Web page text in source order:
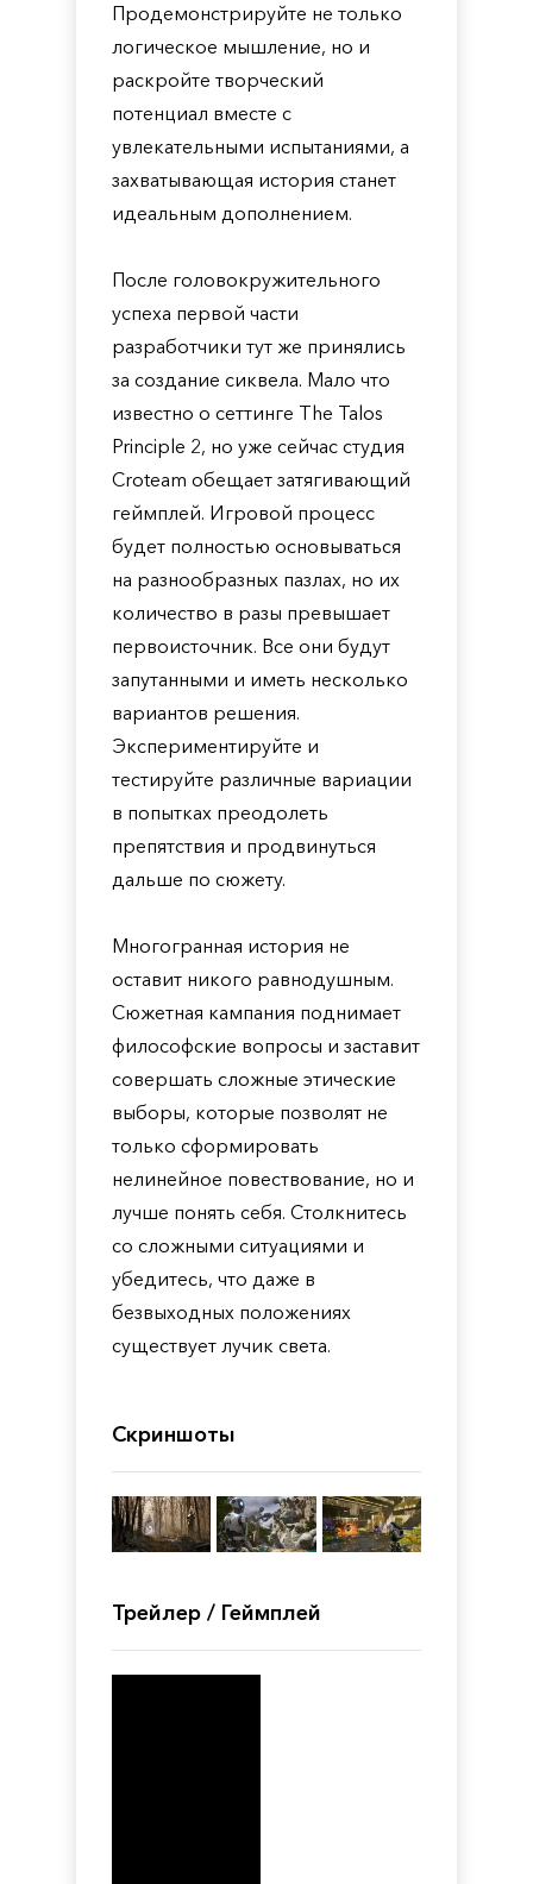
Продемонстрируйте не только
логическое мышление, но и
раскройте творческий
потенциал вместе с
увлекательными испытаниями, а
захватывающая история станет
идеальным дополнением.
После головокружительного
успеха первой части
разработчики тут же принялись
за создание сиквела. Мало что
известно о сеттинге The Talos
Principle 2, но уже сейчас студия
Croteam обещает затягивающий
геймплей. Игровой процесс
будет полностью основываться
на разнообразных пазлах, но их
количество в разы превышает
первоисточник. Все они будут
запутанными и иметь несколько
вариантов решения.
Экспериментируйте и
тестируйте различные вариации
в попытках преодолеть
препятствия и продвинуться
дальше по сюжету.
Многогранная история не
оставит никого равнодушным.
Сюжетная кампания поднимает
философские вопросы и заставит
совершать сложные этические
выборы, которые позволят не
только сформировать
нелинейное повествование, но и
лучше понять себя. Столкнитесь
со сложными ситуациями и
убедитесь, что даже в
безвыходных положениях
существует лучик света.
Скриншоты
Трейлер / Геймплей